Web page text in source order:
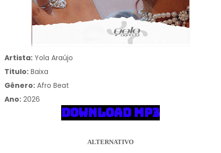
Artista:Yola Araújo
Titulo:Baixa
Gênero: Afro Beat
Ano:2026
DOWNLOAD MP3
ALTERNATIVO